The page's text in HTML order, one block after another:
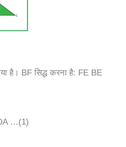
है। BF सिद्ध करना है: FE BE
…(1)